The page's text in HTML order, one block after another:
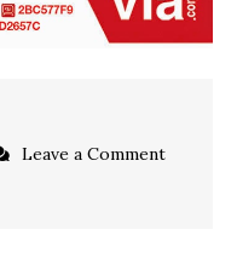
Leave a Comment